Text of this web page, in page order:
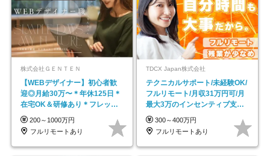
株式会社ＧＥＮＴＥＮ
【WEBデザイナー】初⼼者歓
迎◎⽉給30万〜＊年休125⽇＊
在宅OK＆研修あり＊フレック
ス
200～1000万円
フルリモートあり
TDCX Japan株式会社
テクニカルサポート/未経験OK/
フルリモート/月収31万円可/月
最大3万のインセンティブ支給/
平均年齢33歳
300～400万円
フルリモートあり